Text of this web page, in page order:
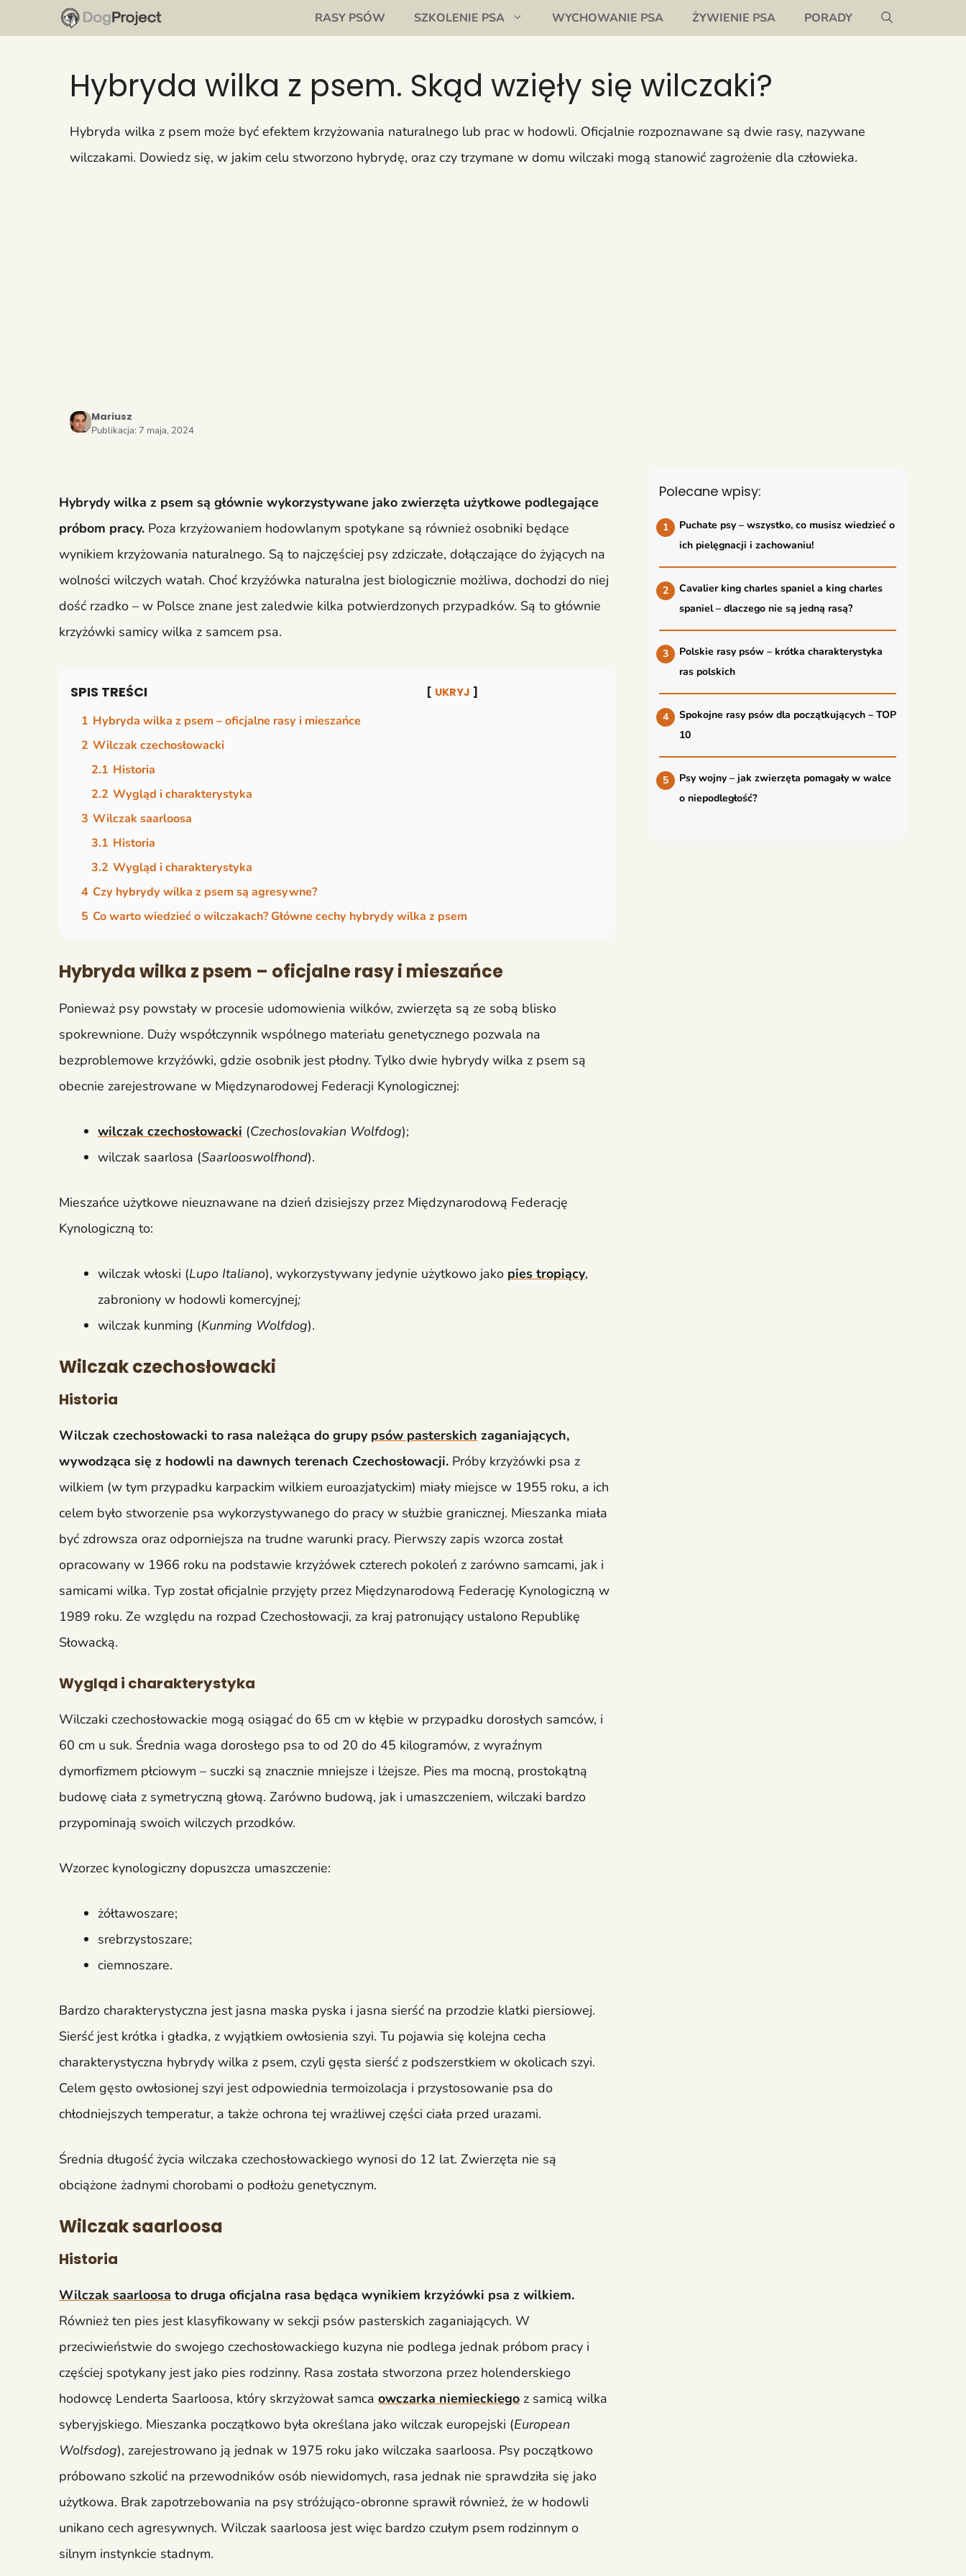
do
RASY PSÓW SZKOLENIE PSA WYCHOWANIE PSA ŻYWIENIE PSA PORADY
Hybryda wilka z psem. Skąd wzięły się wilczaki?
Hybryda wilka z psem może być efektem krzyżowania naturalnego lub prac w hodowli. Oficjalnie rozpoznawane są dwie rasy, nazywane
wilczakami. Dowiedz się, w jakim celu stworzono hybrydę, oraz czy trzymane w domu wilczaki mogą stanowić zagrożenie dla człowieka.
Mariusz
Publikacja: 7 maja, 2024
Hybrydy wilka z psem są głównie wykorzystywane jako zwierzęta użytkowe podlegające
próbom pracy. Poza krzyżowaniem hodowlanym spotykane są również osobniki będące
wynikiem krzyżowania naturalnego. Są to najczęściej psy zdziczałe, dołączające do żyjących na
wolności wilczych watah. Choć krzyżówka naturalna jest biologicznie możliwa, dochodzi do niej
dość rzadko – w Polsce znane jest zaledwie kilka potwierdzonych przypadków. Są to głównie
krzyżówki samicy wilka z samcem psa.
SPIS TREŚCI UKRYJ
1 Hybryda wilka z psem – oficjalne rasy i mieszańce
2 Wilczak czechosłowacki
2.1 Historia
2.2 Wygląd i charakterystyka
3 Wilczak saarloosa
3.1 Historia
3.2 Wygląd i charakterystyka
4 Czy hybrydy wilka z psem są agresywne?
5 Co warto wiedzieć o wilczakach? Główne cechy hybrydy wilka z psem
Hybryda wilka z psem – oficjalne rasy i mieszańce
Ponieważ psy powstały w procesie udomowienia wilków, zwierzęta są ze sobą blisko
spokrewnione. Duży współczynnik wspólnego materiału genetycznego pozwala na
bezproblemowe krzyżówki, gdzie osobnik jest płodny. Tylko dwie hybrydy wilka z psem są
obecnie zarejestrowane w Międzynarodowej Federacji Kynologicznej:
wilczak czechosłowacki (Czechoslovakian Wolfdog);
wilczak saarlosa (Saarlooswolfhond).
Mieszańce użytkowe nieuznawane na dzień dzisiejszy przez Międzynarodową Federację
Kynologiczną to:
wilczak włoski (Lupo Italiano), wykorzystywany jedynie użytkowo jako pies tropiący,
zabroniony w hodowli komercyjnej;
wilczak kunming (Kunming Wolfdog).
Wilczak czechosłowacki
Historia
Wilczak czechosłowacki to rasa należąca do grupy psów pasterskich zaganiających,
wywodząca się z hodowli na dawnych terenach Czechosłowacji. Próby krzyżówki psa z
wilkiem (w tym przypadku karpackim wilkiem euroazjatyckim) miały miejsce w 1955 roku, a ich
celem było stworzenie psa wykorzystywanego do pracy w służbie granicznej. Mieszanka miała
być zdrowsza oraz odporniejsza na trudne warunki pracy. Pierwszy zapis wzorca został
opracowany w 1966 roku na podstawie krzyżówek czterech pokoleń z zarówno samcami, jak i
samicami wilka. Typ został oficjalnie przyjęty przez Międzynarodową Federację Kynologiczną w
1989 roku. Ze względu na rozpad Czechosłowacji, za kraj patronujący ustalono Republikę
Słowacką.
Wygląd i charakterystyka
Wilczaki czechosłowackie mogą osiągać do 65 cm w kłębie w przypadku dorosłych samców, i
60 cm u suk. Średnia waga dorosłego psa to od 20 do 45 kilogramów, z wyraźnym
dymorfizmem płciowym – suczki są znacznie mniejsze i lżejsze. Pies ma mocną, prostokątną
budowę ciała z symetryczną głową. Zarówno budową, jak i umaszczeniem, wilczaki bardzo
przypominają swoich wilczych przodków.
Wzorzec kynologiczny dopuszcza umaszczenie:
żółtawoszare;
srebrzystoszare;
ciemnoszare.
Bardzo charakterystyczna jest jasna maska pyska i jasna sierść na przodzie klatki piersiowej.
Sierść jest krótka i gładka, z wyjątkiem owłosienia szyi. Tu pojawia się kolejna cecha
charakterystyczna hybrydy wilka z psem, czyli gęsta sierść z podszerstkiem w okolicach szyi.
Celem gęsto owłosionej szyi jest odpowiednia termoizolacja i przystosowanie psa do
chłodniejszych temperatur, a także ochrona tej wrażliwej części ciała przed urazami.
Średnia długość życia wilczaka czechosłowackiego wynosi do 12 lat. Zwierzęta nie są
obciążone żadnymi chorobami o podłożu genetycznym.
Wilczak saarloosa
Historia
Wilczak saarloosa to druga oficjalna rasa będąca wynikiem krzyżówki psa z wilkiem.
Również ten pies jest klasyfikowany w sekcji psów pasterskich zaganiających. W
przeciwieństwie do swojego czechosłowackiego kuzyna nie podlega jednak próbom pracy i
częściej spotykany jest jako pies rodzinny. Rasa została stworzona przez holenderskiego
hodowcę Lenderta Saarloosa, który skrzyżował samca owczarka niemieckiego z samicą wilka
syberyjskiego. Mieszanka początkowo była określana jako wilczak europejski (European
Wolfsdog), zarejestrowano ją jednak w 1975 roku jako wilczaka saarloosa. Psy początkowo
próbowano szkolić na przewodników osób niewidomych, rasa jednak nie sprawdziła się jako
użytkowa. Brak zapotrzebowania na psy stróżująco-obronne sprawił również, że w hodowli
unikano cech agresywnych. Wilczak saarloosa jest więc bardzo czułym psem rodzinnym o
silnym instynkcie stadnym.
Polecane wpisy:
Puchate psy – wszystko, co musisz wiedzieć o
ich pielęgnacji i zachowaniu!
Cavalier king charles spaniel a king charles
spaniel – dlaczego nie są jedną rasą?
Polskie rasy psów – krótka charakterystyka
ras polskich
Spokojne rasy psów dla początkujących – TOP
10
Psy wojny – jak zwierzęta pomagały w walce
o niepodległość?